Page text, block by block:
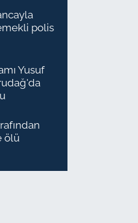
polis
Yusuf
ölü